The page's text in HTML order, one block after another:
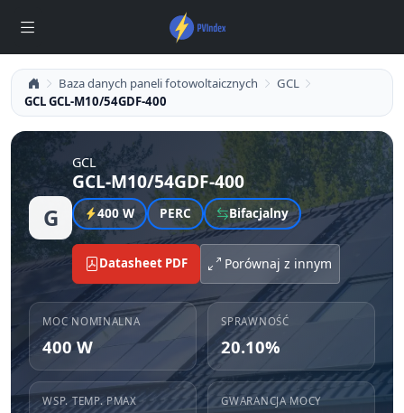
Baza danych paneli fotowoltaicznych
GCL
GCL GCL-M10/54GDF-400
G
GCL
GCL-M10/54GDF-400
400 W PERC Bifacjalny
Datasheet PDF Porównaj z innym
MOC NOMINALNA
400 W
SPRAWNOŚĆ
20.10%
WSP. TEMP. PMAX GWARANCJA MOCY